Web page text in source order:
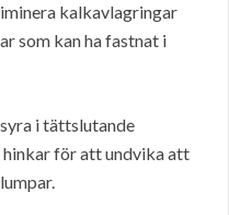
kalkavlagringar
som kan ha fastnat i
i tättslutande
för att undvika att